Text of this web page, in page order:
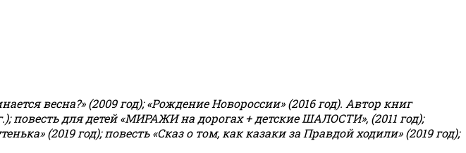
весна?» (2009 год); «Рождение Новороссии» (2016 год). Автор книг
повесть для детей «МИРАЖИ на дорогах + детские ШАЛОСТИ», (2011 год);
(2019 год); повесть «Сказ о том, как казаки за Правдой ходили» (2019 год);